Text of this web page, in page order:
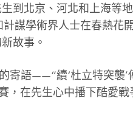
到北京、河北和上海等
謀學術界人士在春熱
故事。
寄語——“續‘杜立特突襲
，在先生心中播下酷愛